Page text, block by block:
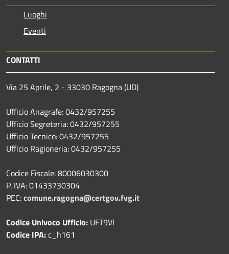
Luoghi
Eventi
CONTATTI
Via 25 Aprile, 2 - 33030 Ragogna (UD)
Ufficio Anagrafe: 0432/957255
Ufficio Segreteria: 0432/957255
Ufficio Tecnico: 0432/957255
Ufficio Ragioneria: 0432/957255
Codice Fiscale: 80006030300
P. IVA: 01433730304
PEC:comune.ragogna@certgov.fvg.it
Codice Univoco Ufficio: UFT9VI
Codice IPA:c_h161